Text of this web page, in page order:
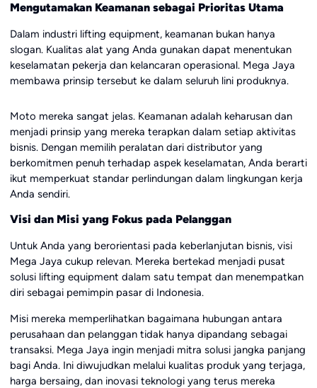
Mengutamakan Keamanan sebagai Prioritas Utama
Dalam industri lifting equipment, keamanan bukan hanya
slogan. Kualitas alat yang Anda gunakan dapat menentukan
keselamatan pekerja dan kelancaran operasional. Mega Jaya
membawa prinsip tersebut ke dalam seluruh lini produknya.
Moto mereka sangat jelas. Keamanan adalah keharusan dan
menjadi prinsip yang mereka terapkan dalam setiap aktivitas
bisnis. Dengan memilih peralatan dari distributor yang
berkomitmen penuh terhadap aspek keselamatan, Anda berarti
ikut memperkuat standar perlindungan dalam lingkungan kerja
Anda sendiri.
Visi dan Misi yang Fokus pada Pelanggan
Untuk Anda yang berorientasi pada keberlanjutan bisnis, visi
Mega Jaya cukup relevan. Mereka bertekad menjadi pusat
solusi lifting equipment dalam satu tempat dan menempatkan
diri sebagai pemimpin pasar di Indonesia.
Misi mereka memperlihatkan bagaimana hubungan antara
perusahaan dan pelanggan tidak hanya dipandang sebagai
transaksi. Mega Jaya ingin menjadi mitra solusi jangka panjang
bagi Anda. Ini diwujudkan melalui kualitas produk yang terjaga,
harga bersaing, dan inovasi teknologi yang terus mereka